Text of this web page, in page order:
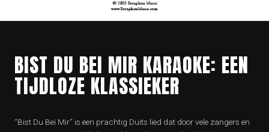
BIST DU BEI MIR KARAOKE: EEN
TIJDLOZE KLASSIEKER
“Bist Du Bei Mir” is een prachtig Duits lied dat door vele zangers en